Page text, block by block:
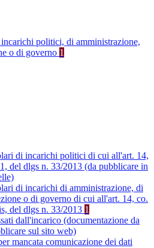
politici, di amministrazione,
o di governo 1
di incarichi politici di cui all'art. 14,
del dlgs n. 33/2013 (da pubblicare in
di incarichi di amministrazione, di
o di governo di cui all'art. 14, co.
del dlgs n. 33/2013 1
dall'incarico (documentazione da
sul sito web)
mancata comunicazione dei dati